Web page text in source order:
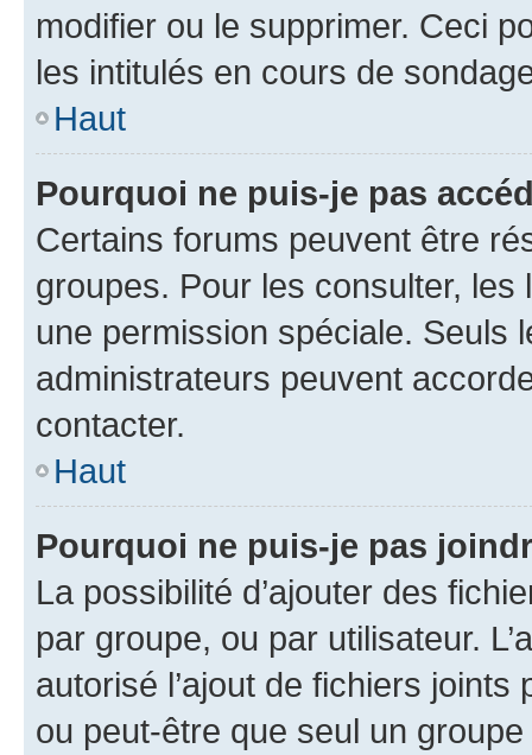
modifier ou le supprimer. Ceci
les intitulés en cours de
Haut
Pourquoi ne puis-je pas
Certains forums peuvent être
groupes. Pour les consulter,
une permission spéciale. Seuls
administrateurs peuvent
contacter.
Haut
Pourquoi ne puis-je pas
La possibilité d’ajouter des
par groupe, ou par utilisateur.
autorisé l’ajout de fichiers
ou peut-être que seul un